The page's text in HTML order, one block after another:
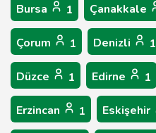
Bursa 1 Çanakkale
Çorum 1 Denizli 1
Düzce 1 Edirne 1
Erzincan 1 Eskişehir